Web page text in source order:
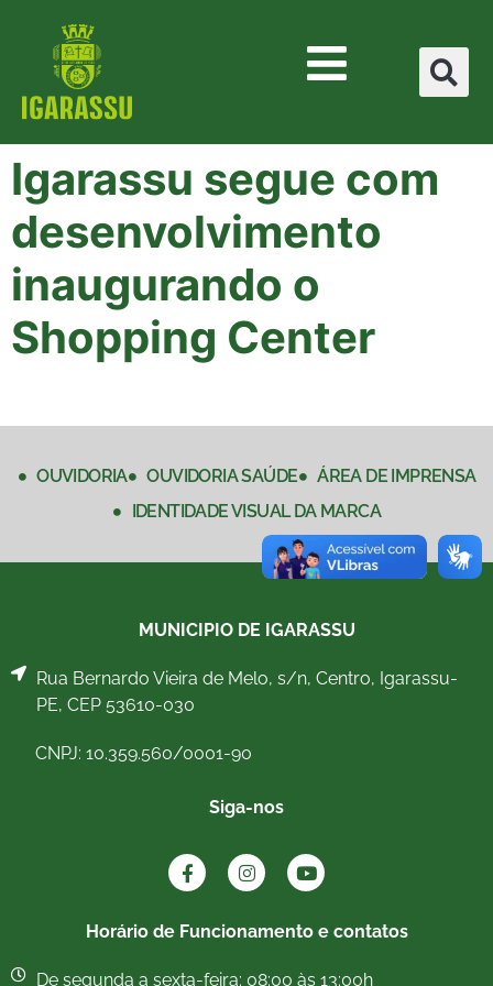
Igarassu segue com
desenvolvimento
inaugurando o
Shopping Center
OUVIDORIA OUVIDORIA SAÚDE
ÁREA DE IMPRENSA
IDENTIDADE VISUAL DA MARCA
MUNICIPIO DE IGARASSU
Rua Bernardo Vieira de Melo, s/n, Centro, Igarassu-
PE, CEP 53610-030
CNPJ: 10.359.560/0001-90
Siga-nos
Horário de Funcionamento e contatos
De segunda a sexta-feira: 08:00 às 13:00h